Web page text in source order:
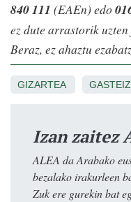
840 111 (EAEn) edo
ez dute arrastorik
Beraz, ez ahaztu
GIZARTEA GASTEIZ
Izan zaitez
ALEA da Arabako
bezalako irakurleen
Zuk ere gurekin bat